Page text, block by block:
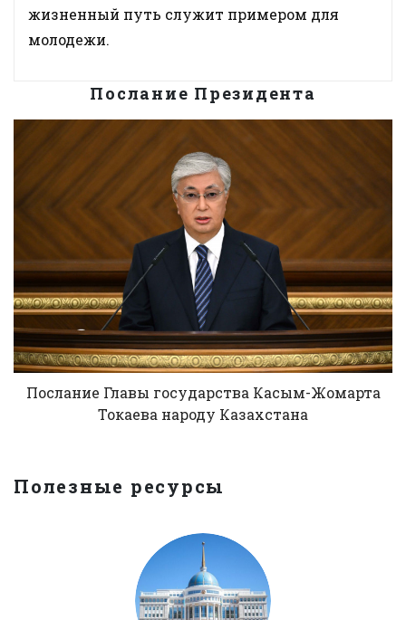
жизненный путь служит примером для
молодежи.
Послание Президента
Послание Главы государства Касым-Жомарта
Токаева народу Казахстана
Полезные ресурсы